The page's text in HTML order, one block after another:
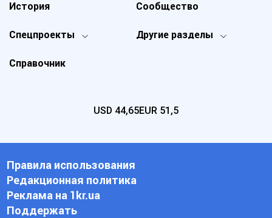
Спецпроекты Другие разделы
История
Справочник
Сообщество
USD 44,65EUR 51,5
Правила использования
Редакционная политика
Реклама на 1kr.ua
Поддержать